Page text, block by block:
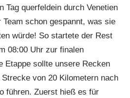
Tag querfeldein durch Venetien
schon gespannt, was sie
würde! So startete der Rest
08:00 Uhr zur finalen
Etappe sollte unsere Recken
von 20 Kilometern nach
führen. Zuerst hieß es für